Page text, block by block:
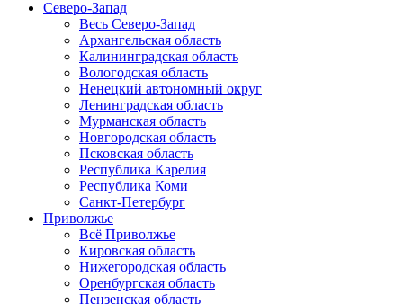
Северо-Запад
Весь Северо-Запад
Архангельская область
Калининградская область
Вологодская область
Ненецкий автономный округ
Ленинградская область
Мурманская область
Новгородская область
Псковская область
Республика Карелия
Республика Коми
Санкт-Петербург
Приволжье
Всё Приволжье
Кировская область
Нижегородская область
Оренбургская область
Пензенская область